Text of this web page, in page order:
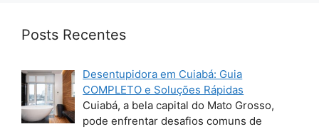
Posts Recentes
Desentupidora em Cuiabá: Guia
COMPLETO e Soluções Rápidas
Cuiabá, a bela capital do Mato Grosso,
pode enfrentar desafios comuns de